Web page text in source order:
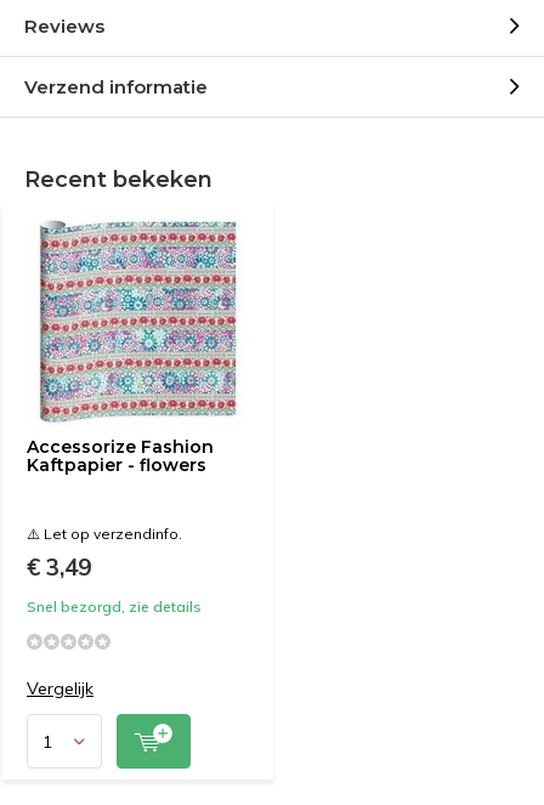
Reviews
Verzend informatie
Recent bekeken
Accessorize Fashion
Kaftpapier - flowers
⚠️ Let op verzendinfo.
€ 3,49
Snel bezorgd, zie details
Vergelijk